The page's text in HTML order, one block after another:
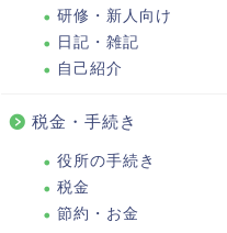
研修・新人向け
日記・雑記
自己紹介
税金・手続き
役所の手続き
税金
節約・お金